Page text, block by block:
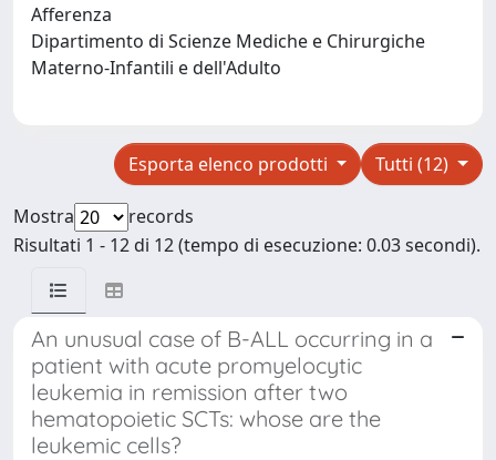
Afferenza
Dipartimento di Scienze Mediche e Chirurgiche
Materno-Infantili e dell'Adulto
Tutti (12)
Esporta elenco prodotti
Mostra
records
Risultati 1 - 12 di 12 (tempo di esecuzione: 0.03 secondi).
An unusual case of B-ALL occurring in a
patient with acute promyelocytic
leukemia in remission after two
hematopoietic SCTs: whose are the
leukemic cells?